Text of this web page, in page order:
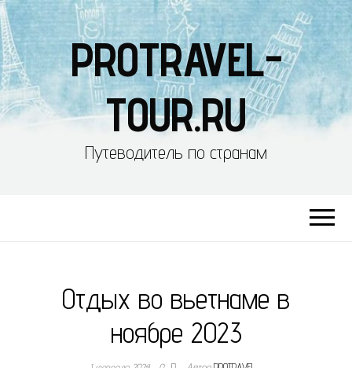
PROTRAVEL-
TOUR.RU
Путеводитель по странам
Отдых во вьетнаме в
ноябре 2023